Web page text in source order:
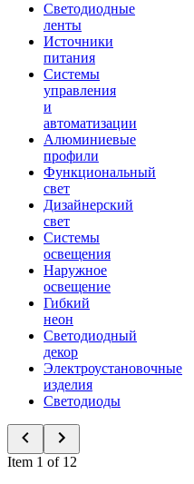
Светодиодные
ленты
Источники
питания
Системы
управления
и
автоматизации
Алюминиевые
профили
Функциональный
свет
Дизайнерский
свет
Системы
освещения
Наружное
освещение
Гибкий
неон
Светодиодный
декор
Электроустановочные
изделия
Светодиоды
Item 1 of 12